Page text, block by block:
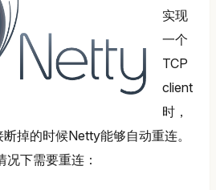
实现
一个
TCP
client
时，
掉的时候Netty能够自动重连。
下需要重连：